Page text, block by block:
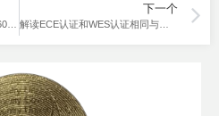
下一个
解读ECE认证和WES认证相同与不同处